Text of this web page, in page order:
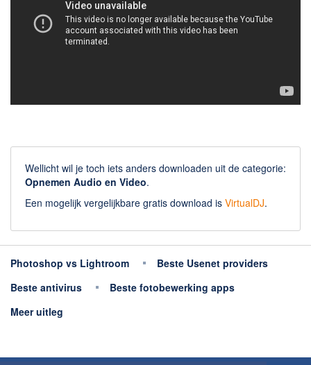
Wellicht wil je toch iets anders downloaden uit de categorie:
Opnemen Audio en Video.
Een mogelijk vergelijkbare gratis download is VirtualDJ.
Photoshop vs Lightroom
Beste Usenet providers
Beste antivirus
Beste fotobewerking apps
Meer uitleg